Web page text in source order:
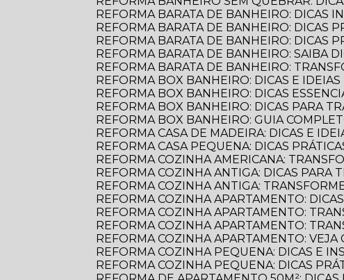
REFORMA BARATA DE BANHEIRO: DICAS
REFORMA BARATA DE BANHEIRO: DICAS
REFORMA BARATA DE BANHEIRO: DICAS
REFORMA BARATA DE BANHEIRO: SAIBA
REFORMA BARATA DE BANHEIRO:
REFORMA BOX BANHEIRO: DICAS E
REFORMA BOX BANHEIRO: DICAS
REFORMA BOX BANHEIRO: DICAS PARA
REFORMA BOX BANHEIRO: GUIA
REFORMA CASA DE MADEIRA: DICAS E
REFORMA CASA PEQUENA: DICAS
REFORMA COZINHA AMERICANA:
REFORMA COZINHA ANTIGA: DICAS PARA
REFORMA COZINHA ANTIGA:
REFORMA COZINHA APARTAMENTO:
REFORMA COZINHA APARTAMENTO:
REFORMA COZINHA APARTAMENTO:
REFORMA COZINHA APARTAMENTO:
REFORMA COZINHA PEQUENA: DICAS E
REFORMA COZINHA PEQUENA: DICAS